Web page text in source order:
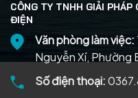
CÔNG TY TNHH GIẢI PHÁP
ĐIỆN
Văn phòng làm việc:
Nguyễn Xí, Phường
Số điện thoại: